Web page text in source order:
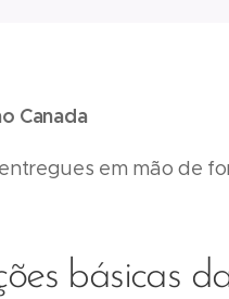
Canada
em mão de
básicas